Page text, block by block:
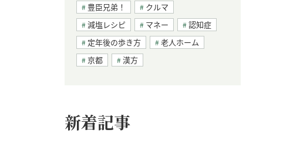
豊臣兄弟！
クルマ
減塩レシピ
マネー
認知症
定年後の歩き方
老人ホーム
京都
漢方
新着記事